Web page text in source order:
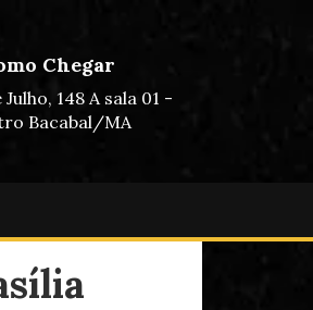
Chegar
Julho, 148 A sala 01 -
Bacabal/MA